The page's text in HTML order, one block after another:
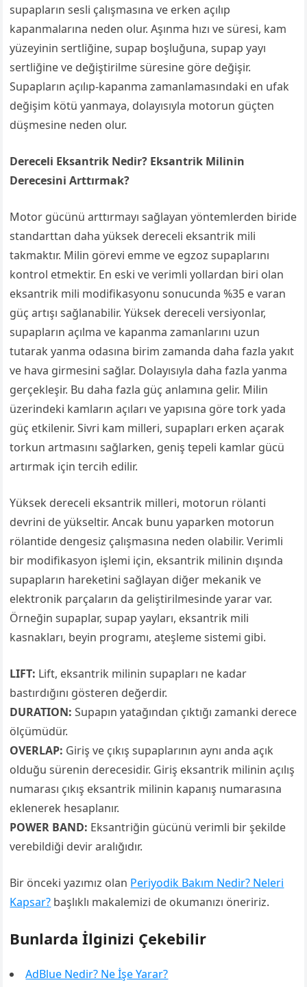
supapların sesli çalışmasına ve erken açılıp
kapanmalarına neden olur. Aşınma hızı ve süresi, kam
yüzeyinin sertliğine, supap boşluğuna, supap yayı
sertliğine ve değiştirilme süresine göre değişir.
Supapların açılıp-kapanma zamanlamasındaki en ufak
değişim kötü yanmaya, dolayısıyla motorun güçten
düşmesine neden olur.
Dereceli Eksantrik Nedir? Eksantrik Milinin
Derecesini Arttırmak?
Motor gücünü arttırmayı sağlayan yöntemlerden biride
standarttan daha yüksek dereceli eksantrik mili
takmaktır. Milin görevi emme ve egzoz supaplarını
kontrol etmektir. En eski ve verimli yollardan biri olan
eksantrik mili modifikasyonu sonucunda %35 e varan
güç artışı sağlanabilir. Yüksek dereceli versiyonlar,
supapların açılma ve kapanma zamanlarını uzun
tutarak yanma odasına birim zamanda daha fazla yakıt
ve hava girmesini sağlar. Dolayısıyla daha fazla yanma
gerçekleşir. Bu daha fazla güç anlamına gelir. Milin
üzerindeki kamların açıları ve yapısına göre tork yada
güç etkilenir. Sivri kam milleri, supapları erken açarak
torkun artmasını sağlarken, geniş tepeli kamlar gücü
artırmak için tercih edilir.
Yüksek dereceli eksantrik milleri, motorun rölanti
devrini de yükseltir. Ancak bunu yaparken motorun
rölantide dengesiz çalışmasına neden olabilir. Verimli
bir modifikasyon işlemi için, eksantrik milinin dışında
supapların hareketini sağlayan diğer mekanik ve
elektronik parçaların da geliştirilmesinde yarar var.
Örneğin supaplar, supap yayları, eksantrik mili
kasnakları, beyin programı, ateşleme sistemi gibi.
LIFT: Lift, eksantrik milinin supapları ne kadar
bastırdığını gösteren değerdir.
DURATION: Supapın yatağından çıktığı zamanki derece
ölçümüdür.
OVERLAP: Giriş ve çıkış supaplarının aynı anda açık
olduğu sürenin derecesidir. Giriş eksantrik milinin açılış
numarası çıkış eksantrik milinin kapanış numarasına
eklenerek hesaplanır.
POWER BAND: Eksantriğin gücünü verimli bir şekilde
verebildiği devir aralığıdır.
Bir önceki yazımız olan Periyodik Bakım Nedir? Neleri
Kapsar? başlıklı makalemizi de okumanızı öneririz.
Bunlarda İlginizi Çekebilir
AdBlue Nedir? Ne İşe Yarar?